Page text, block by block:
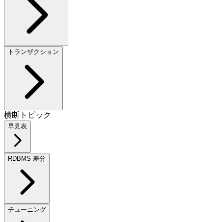
トランザクション
横断トピック
早見表
RDBMS 差分
チューニング